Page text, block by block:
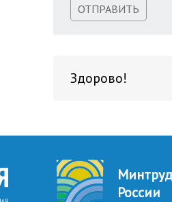
ОТПРАВИТЬ
Здорово!
Минтруд
России